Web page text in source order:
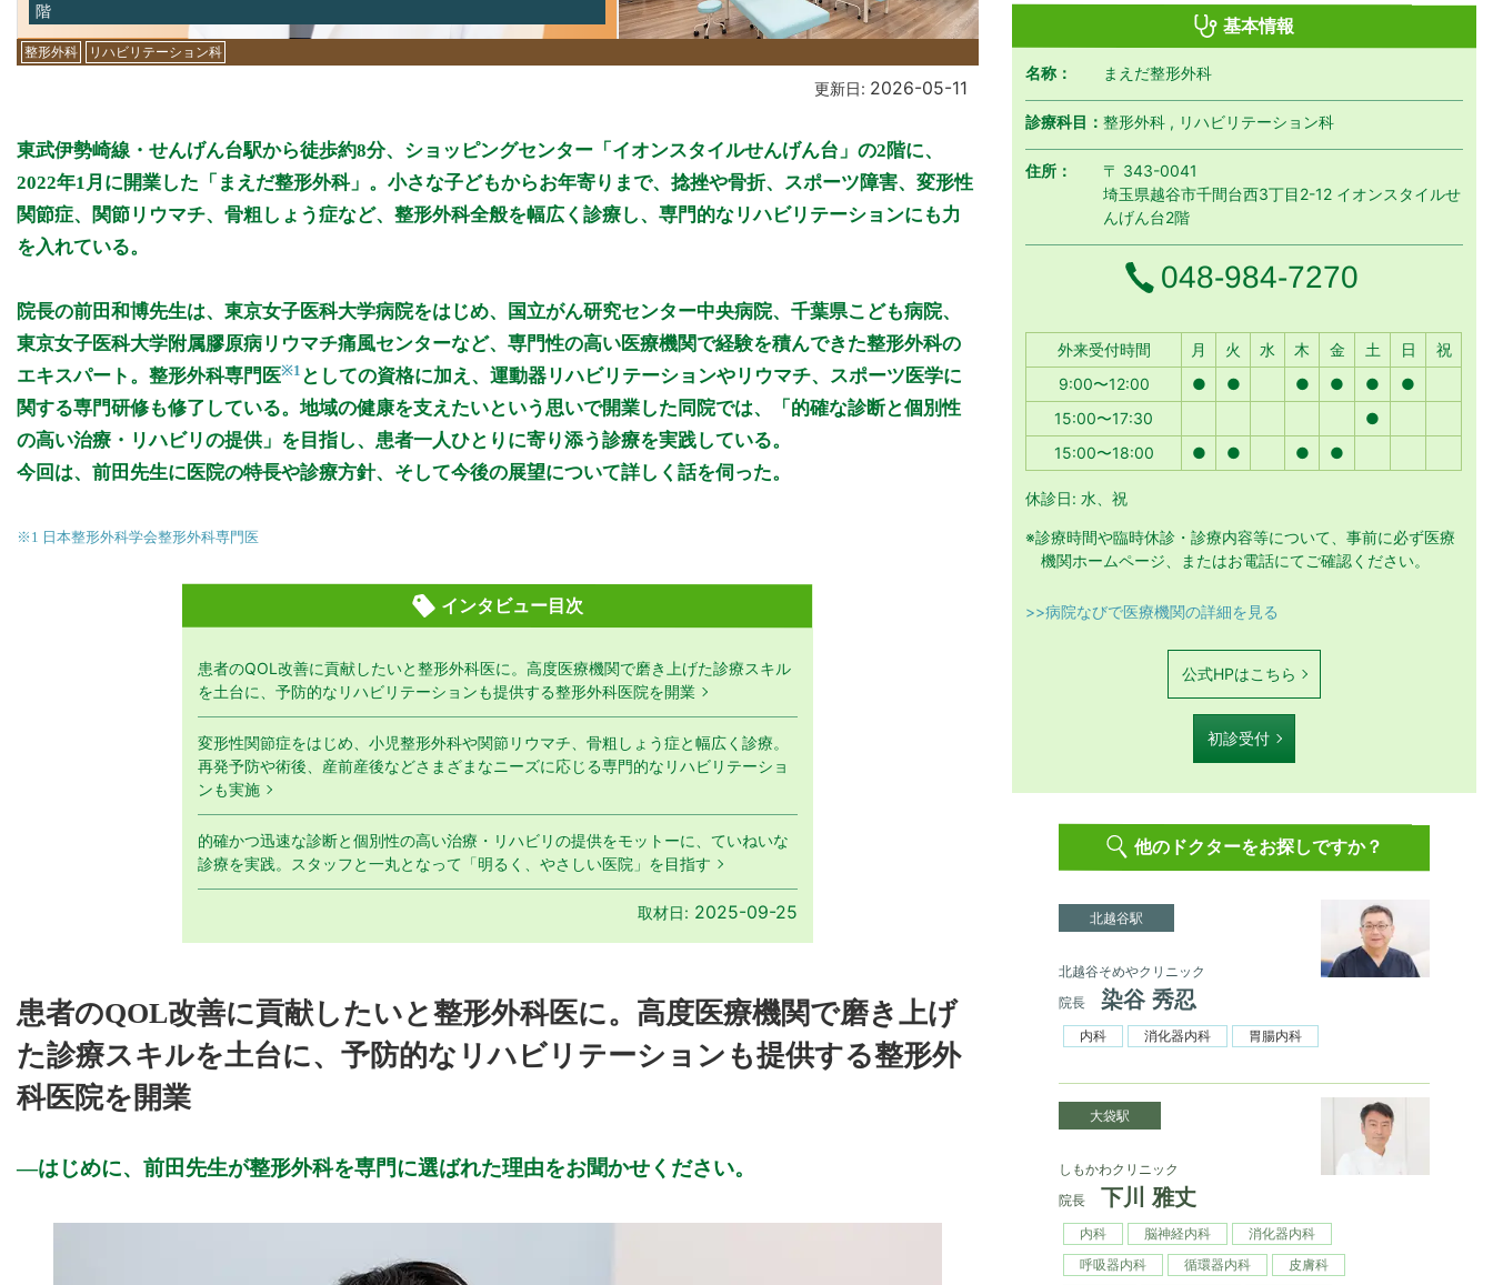
階
整形外科 リハビリテーション科
更新日: 2026-05-11
東武伊勢崎線・せんげん台駅から徒歩約8分、ショッピングセンター「イオンスタイルせんげん台」の2階に、
2022年1月に開業した「まえだ整形外科」。小さな子どもからお年寄りまで、捻挫や骨折、スポーツ障害、変形性
関節症、関節リウマチ、骨粗しょう症など、整形外科全般を幅広く診療し、専門的なリハビリテーションにも力
を入れている。
院長の前田和博先生は、東京女子医科大学病院をはじめ、国立がん研究センター中央病院、千葉県こども病院、
東京女子医科大学附属膠原病リウマチ痛風センターなど、専門性の高い医療機関で経験を積んできた整形外科の
エキスパート。整形外科専門医※1 としての資格に加え、運動器リハビリテーションやリウマチ、スポーツ医学に
関する専門研修も修了している。地域の健康を支えたいという思いで開業した同院では、「的確な診断と個別性
の高い治療・リハビリの提供」を目指し、患者一人ひとりに寄り添う診療を実践している。
今回は、前田先生に医院の特長や診療方針、そして今後の展望について詳しく話を伺った。
※1 日本整形外科学会整形外科専門医
インタビュー目次
患者のQOL改善に貢献したいと整形外科医に。高度医療機関で磨き上げた診療スキル
を土台に、予防的なリハビリテーションも提供する整形外科医院を開業
変形性関節症をはじめ、小児整形外科や関節リウマチ、骨粗しょう症と幅広く診療。
再発予防や術後、産前産後などさまざまなニーズに応じる専門的なリハビリテーショ
ンも実施
的確かつ迅速な診断と個別性の高い治療・リハビリの提供をモットーに、ていねいな
診療を実践。スタッフと一丸となって「明るく、やさしい医院」を目指す
取材日: 2025-09-25
患者のQOL改善に貢献したいと整形外科医に。高度医療機関で磨き上げ
た診療スキルを土台に、予防的なリハビリテーションも提供する整形外
科医院を開業
はじめに、前田先生が整形外科を専門に選ばれた理由をお聞かせください。
基本情報
名称： まえだ整形外科
診療科目：整形外科 , リハビリテーション科
住所：
〒 343-0041
埼玉県越谷市千間台西3丁目2-12 イオンスタイルせ
んげん台2階
電話番号
048-984-7270
外来受付時間 月 月曜日
火 火曜日
水 水曜日
木 木曜日
金金曜日
土土曜日
日 日曜日
祝
9:00〜12:00
● ● ● ● ●
●
15:00〜17:30
●
15:00〜18:00
● ● ● ●
休診日: 水、祝
※診療時間や臨時休診・診療内容等について、事前に必ず医療
機関ホームページ、またはお電話にてご確認ください。
>>病院なびで医療機関の詳細を見る
公式HPはこちら
初診受付
他のドクターをお探しですか？
北越谷駅
北越谷そめやクリニック
院長
染谷 秀忍
内科 消化器内科 胃腸内科
大袋駅
しもかわクリニック
院長
下川 雅丈
内科 脳神経内科
消化器内科
呼吸器内科
循環器内科
皮膚科